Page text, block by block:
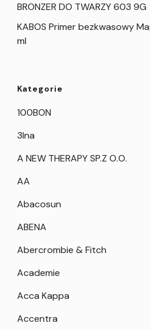
BRONZER DO TWARZY 603 9G
KABOS Primer bezkwasowy
ml
Kategorie
100BON
3Ina
A NEW THERAPY SP.Z O.O.
AA
Abacosun
ABENA
Abercrombie & Fitch
Academie
Acca Kappa
Accentra